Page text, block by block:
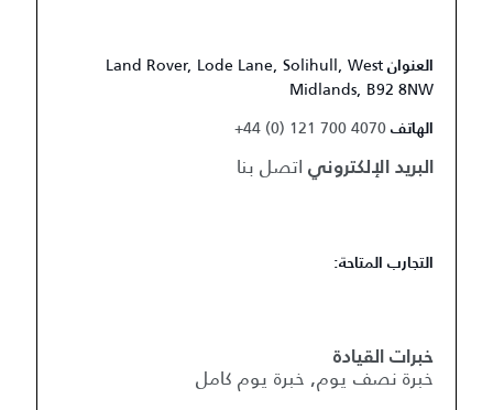
العنوان Land Rover, Lode Lane, Solihull, West
Midlands, B92 8NW
الهاتف +44 (0) 121 700 4070
البريد الإلكتروني اتصل بنا
التجارب المتاحة:
خبرات القيادة
خبرة نصف يوم, خبرة يوم كامل